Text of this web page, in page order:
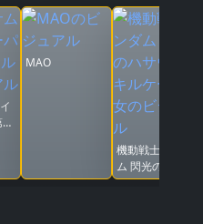
2
MAO
機動戦士ガンダ
ム 閃光のハサウ
ェイ キルケーの